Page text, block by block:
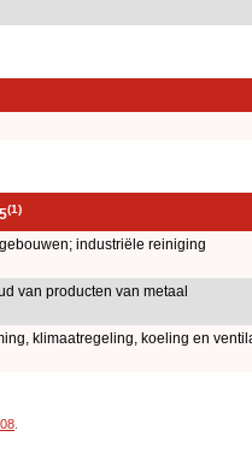
(1)
industriële reiniging
van producten van metaal
klimaatregeling, koeling en